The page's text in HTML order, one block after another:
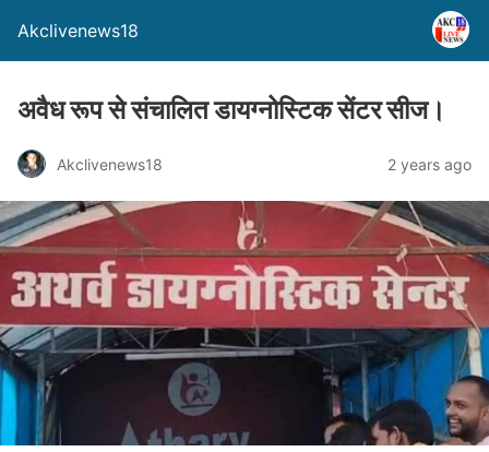
Akclivenews18
अवैध रूप से संचालित डायग्नोस्टिक सेंटर सीज।
Akclivenews18 2 years ago